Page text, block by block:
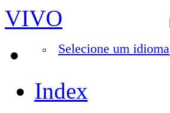
VIVO
Selecione um idioma
Index